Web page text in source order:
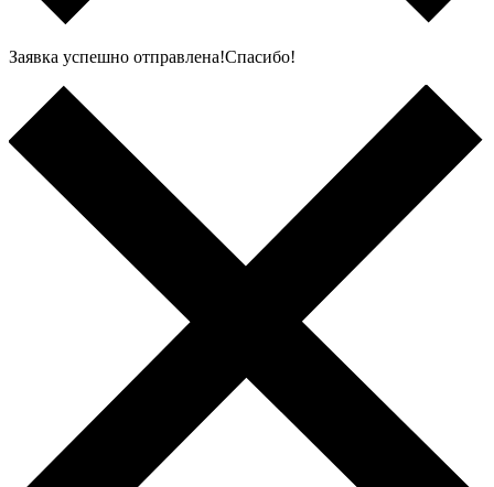
Заявка успешно отправлена!Спасибо!